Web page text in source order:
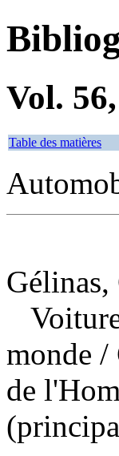
Vol.
Table des matières
monde /
de